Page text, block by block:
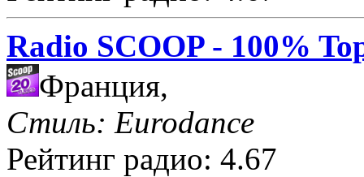
Radio SCOOP - 100%
Франция,
Стиль: Eurodance
Рейтинг радио: 4.67